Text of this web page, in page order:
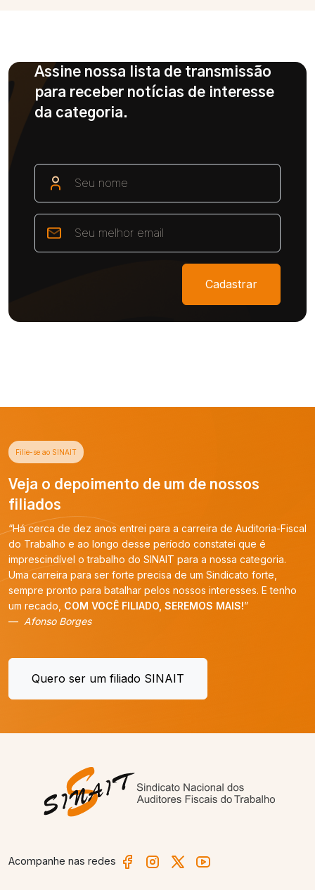
Assine nossa lista de transmissão
para receber notícias de interesse
da categoria.
Cadastrar
Filie-se ao SINAIT
Veja o depoimento de um de nossos
filiados
“Há cerca de dez anos entrei para a carreira de Auditoria-Fiscal
do Trabalho e ao longo desse período constatei que é
imprescindível o trabalho do SINAIT para a nossa categoria.
Uma carreira para ser forte precisa de um Sindicato forte,
sempre pronto para batalhar pelos nossos interesses. E tenho
um recado, COM VOCÊ FILIADO, SEREMOS MAIS!”
Afonso Borges
Quero ser um filiado SINAIT
Acompanhe nas redes